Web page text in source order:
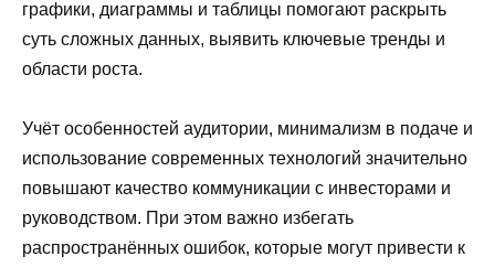
графики, диаграммы и таблицы помогают раскрыть
суть сложных данных, выявить ключевые тренды и
области роста.
Учёт особенностей аудитории, минимализм в подаче и
использование современных технологий значительно
повышают качество коммуникации с инвесторами и
руководством. При этом важно избегать
распространённых ошибок, которые могут привести к